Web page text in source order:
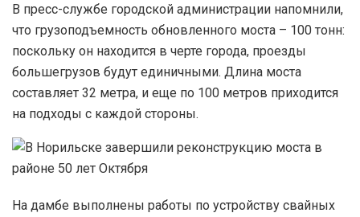
В пресс-службе городской администрации напомнили,
что грузоподъемность обновленного моста – 100 тонн:
поскольку он находится в черте города, проезды
большегрузов будут единичными. Длина моста
составляет 32 метра, и еще по 100 метров приходится
на подходы с каждой стороны.
На дамбе выполнены работы по устройству свайных